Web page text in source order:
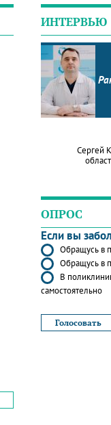
ИНТЕРВЬЮ
Сергей
ОПРОС
Если вы
Обращусь в
Обращусь в
В
самостоятельно